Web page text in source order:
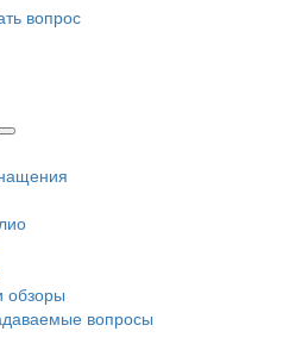
вопрос
обзоры
вопросы